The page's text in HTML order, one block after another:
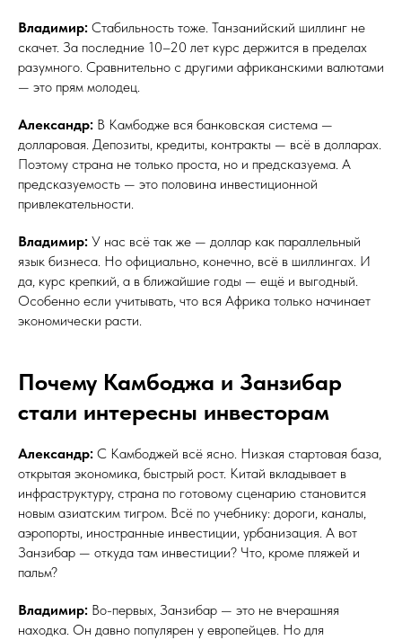
Владимир: Стабильность тоже. Танзанийский шиллинг не
скачет. За последние 10–20 лет курс держится в пределах
разумного. Сравнительно с другими африканскими валютами
— это прям молодец.
Александр: В Камбодже вся банковская система —
долларовая. Депозиты, кредиты, контракты — всё в долларах.
Поэтому страна не только проста, но и предсказуема. А
предсказуемость — это половина инвестиционной
привлекательности.
Владимир: У нас всё так же — доллар как параллельный
язык бизнеса. Но официально, конечно, всё в шиллингах. И
да, курс крепкий, а в ближайшие годы — ещё и выгодный.
Особенно если учитывать, что вся Африка только начинает
экономически расти.
Почему Камбоджа и Занзибар
стали интересны инвесторам
Александр: С Камбоджей всё ясно. Низкая стартовая база,
открытая экономика, быстрый рост. Китай вкладывает в
инфраструктуру, страна по готовому сценарию становится
новым азиатским тигром. Всё по учебнику: дороги, каналы,
аэропорты, иностранные инвестиции, урбанизация. А вот
Занзибар — откуда там инвестиции? Что, кроме пляжей и
пальм?
Владимир: Во-первых, Занзибар — это не вчерашняя
находка. Он давно популярен у европейцев. Но для